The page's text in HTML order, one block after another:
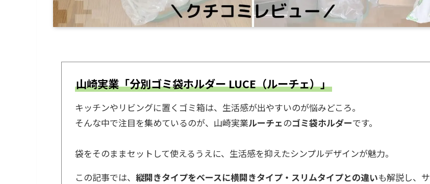
山崎実業「分別ゴミ袋ホルダー LUCE（ルーチェ）」
キッチンやリビングに置くゴミ箱は、生活感が出やすいのが悩みどころ。
そんな中で注目を集めているのが、山崎実業ルーチェのゴミ袋ホルダーです。
袋をそのままセットして使えるうえに、生活感を抑えたシンプルデザインが魅力。
この記事では、 縦開きタイプをベースに横開きタイプ・スリムタイプとの違いも解説し、サ